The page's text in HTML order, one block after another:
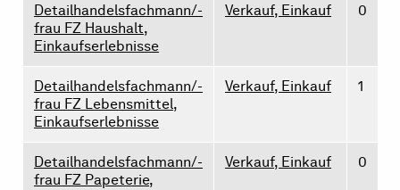
Detailhandelsfachmann/-
frau FZ Haushalt,
Einkaufserlebnisse
Verkauf, Einkauf 0
Detailhandelsfachmann/-
frau FZ Lebensmittel,
Einkaufserlebnisse
Verkauf, Einkauf 1
Detailhandelsfachmann/-
frau FZ Papeterie,
Verkauf, Einkauf 0